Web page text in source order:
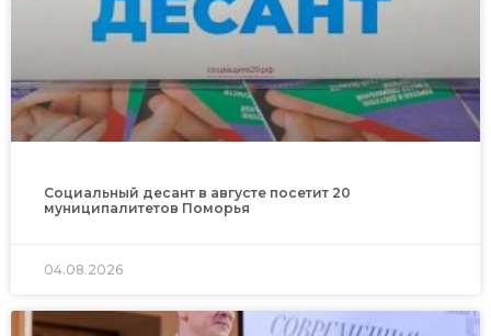
Социальный десант в августе посетит 20
муниципалитетов Поморья
04.08.2026